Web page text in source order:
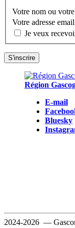
Votre nom ou
Votre adresse email
Je veux
Région
E-mail
Bluesky
2024-2026 —